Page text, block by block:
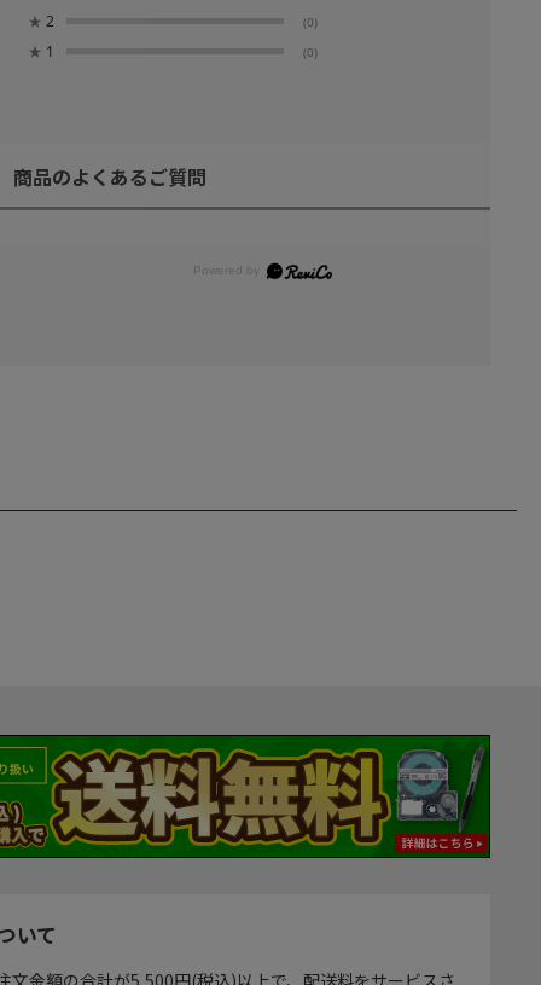
★ 2 (0)
★ 1 (0)
商品のよくあるご質問
いて
文金額の合計が5,500円(税込)以上で、配送料をサービスさ